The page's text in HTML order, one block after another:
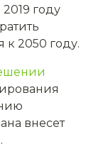
году
к 2050 году.
внесет